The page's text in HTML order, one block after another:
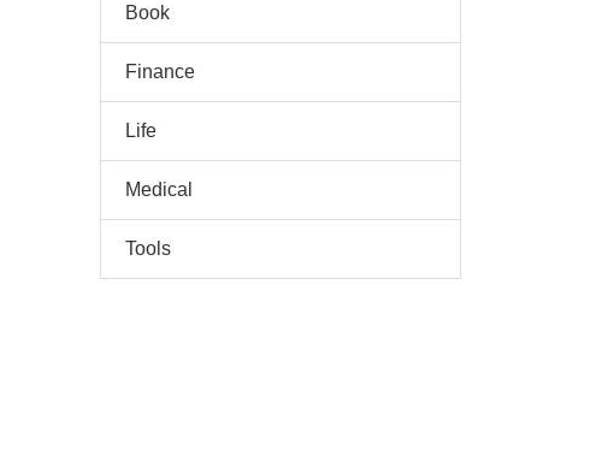
Book
Finance
Life
Medical
Tools